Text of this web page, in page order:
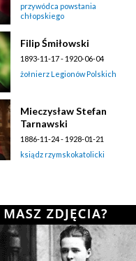
przywódca powstania
chłopskiego
Filip Śmiłowski
1893-11-17 - 1920-06-04
żołnierz Legionów Polskich
Mieczysław Stefan
Tarnawski
1886-11-24 - 1928-01-21
ksiądz rzymskokatolicki